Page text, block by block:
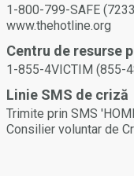
1-800-799-SAFE
www.thehotline.org
Centru de resurse
1-855-4VICTIM (855-
Linie SMS de criză
Trimite prin SMS
Consilier voluntar de